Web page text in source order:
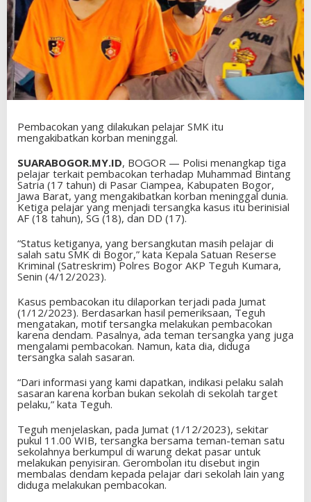
Pembacokan yang dilakukan pelajar SMK itu
mengakibatkan korban meninggal.
SUARABOGOR.MY.ID, BOGOR — Polisi menangkap tiga
pelajar terkait pembacokan terhadap Muhammad Bintang
Satria (17 tahun) di Pasar Ciampea, Kabupaten Bogor,
Jawa Barat, yang mengakibatkan korban meninggal dunia.
Ketiga pelajar yang menjadi tersangka kasus itu berinisial
AF (18 tahun), SG (18), dan DD (17).
“Status ketiganya, yang bersangkutan masih pelajar di
salah satu SMK di Bogor,” kata Kepala Satuan Reserse
Kriminal (Satreskrim) Polres Bogor AKP Teguh Kumara,
Senin (4/12/2023).
Kasus pembacokan itu dilaporkan terjadi pada Jumat
(1/12/2023). Berdasarkan hasil pemeriksaan, Teguh
mengatakan, motif tersangka melakukan pembacokan
karena dendam. Pasalnya, ada teman tersangka yang juga
mengalami pembacokan. Namun, kata dia, diduga
tersangka salah sasaran.
“Dari informasi yang kami dapatkan, indikasi pelaku salah
sasaran karena korban bukan sekolah di sekolah target
pelaku,” kata Teguh.
Teguh menjelaskan, pada Jumat (1/12/2023), sekitar
pukul 11.00 WIB, tersangka bersama teman-teman satu
sekolahnya berkumpul di warung dekat pasar untuk
melakukan penyisiran. Gerombolan itu disebut ingin
membalas dendam kepada pelajar dari sekolah lain yang
diduga melakukan pembacokan.